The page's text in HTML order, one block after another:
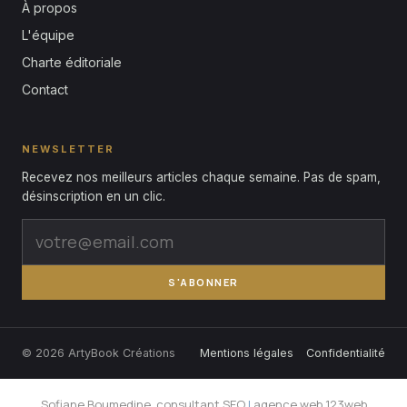
À propos
L'équipe
Charte éditoriale
Contact
NEWSLETTER
Recevez nos meilleurs articles chaque semaine. Pas de spam,
désinscription en un clic.
S'ABONNER
© 2026 ArtyBook Créations Mentions légales Confidentialité